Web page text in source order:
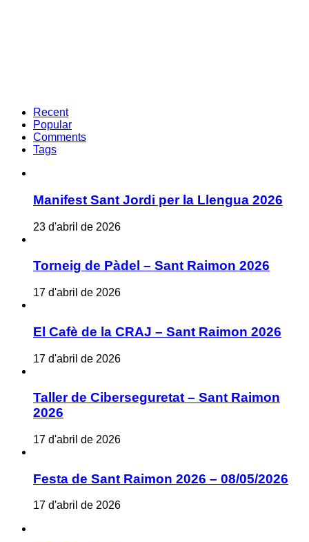
Recent
Popular
Comments
Tags
Manifest Sant Jordi per la Llengua 2026
23 d'abril de 2026
Torneig de Pàdel – Sant Raimon 2026
17 d'abril de 2026
El Cafè de la CRAJ – Sant Raimon 2026
17 d'abril de 2026
Taller de Ciberseguretat – Sant Raimon
2026
17 d'abril de 2026
Festa de Sant Raimon 2026 – 08/05/2026
17 d'abril de 2026